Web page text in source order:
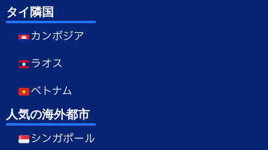
タイ隣国
カンボジア
ラオス
ベトナム
人気の海外都市
シンガポール